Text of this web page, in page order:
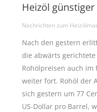
Heizöl günstiger
Nachrichten zum
Nach den gestern
die abwärts
Rohölpreisen auch
weiter fort. Rohöl der
sich gestern um 77
US-Dollar pro Barrel,